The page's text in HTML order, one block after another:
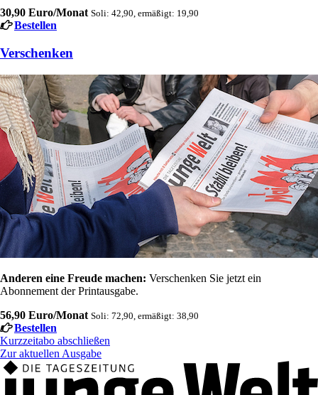
30,90 Euro/Monat Soli: 42,90, ermäßigt: 19,90
Bestellen
Verschenken
Anderen eine Freude machen: Verschenken Sie jetzt ein
Abonnement der Printausgabe.
56,90 Euro/Monat Soli: 72,90, ermäßigt: 38,90
Bestellen
Kurzzeitabo abschließen
Zur aktuellen Ausgabe